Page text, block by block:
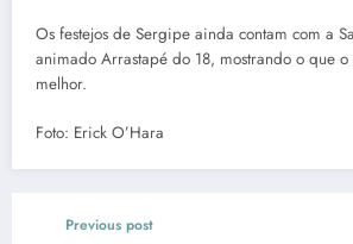
Os festejos de Sergipe ainda contam com a
animado Arrastapé do 18, mostrando o que o
melhor.
Foto: Erick O’Hara
Previous post